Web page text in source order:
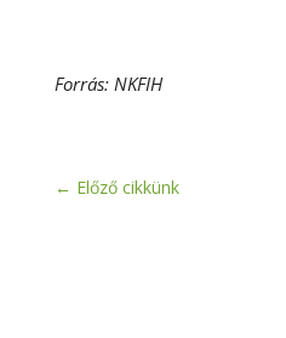
Forrás: NKFIH
← Előző cikkünk